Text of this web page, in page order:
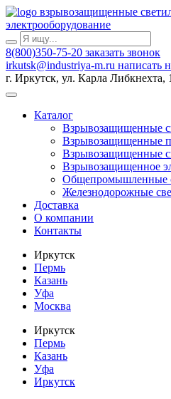
взрывозащищенные
электрооборудование
8(800)350-75-20 заказать звонок
irkutsk@industriya-m.ru написать
г. Иркутск, ул. Карла Либкнехта,
Каталог
Взрывозащищенные
Взрывозащищенные
Взрывозащищенные
Взрывозащищенное
Общепромышленные
Железнодорожные
Доставка
О компании
Контакты
Иркутск
Пермь
Казань
Уфа
Москва
Иркутск
Пермь
Казань
Уфа
Иркутск